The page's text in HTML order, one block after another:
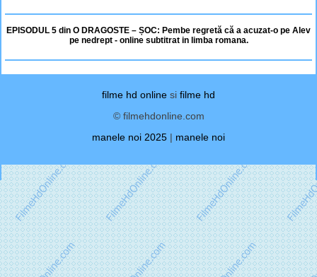
EPISODUL 5 din O DRAGOSTE – ȘOC: Pembe regretă că a acuzat-o pe Alev
pe nedrept - online subtitrat in limba romana.
filme hd online si filme hd
© filmehdonline.com
manele noi 2025 | manele noi